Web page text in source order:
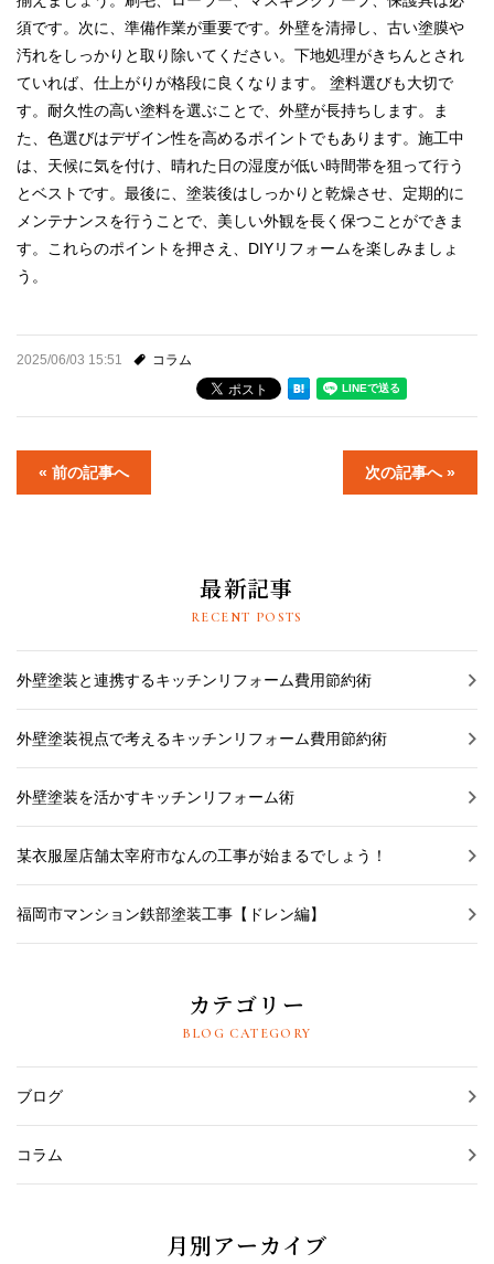
須です。次に、準備作業が重要です。外壁を清掃し、古い塗膜や
汚れをしっかりと取り除いてください。下地処理がきちんとされ
ていれば、仕上がりが格段に良くなります。 塗料選びも大切で
す。耐久性の高い塗料を選ぶことで、外壁が長持ちします。ま
た、色選びはデザイン性を高めるポイントでもあります。施工中
は、天候に気を付け、晴れた日の湿度が低い時間帯を狙って行う
とベストです。最後に、塗装後はしっかりと乾燥させ、定期的に
メンテナンスを行うことで、美しい外観を長く保つことができま
す。これらのポイントを押さえ、DIYリフォームを楽しみましょ
う。
2025/06/03 15:51 コラム
« 前の記事へ 次の記事へ »
最新記事
RECENT POSTS
外壁塗装と連携するキッチンリフォーム費用節約術
外壁塗装視点で考えるキッチンリフォーム費用節約術
外壁塗装を活かすキッチンリフォーム術
某衣服屋店舗太宰府市なんの工事が始まるでしょう！
福岡市マンション鉄部塗装工事【ドレン編】
カテゴリー
BLOG CATEGORY
ブログ
コラム
月別アーカイブ